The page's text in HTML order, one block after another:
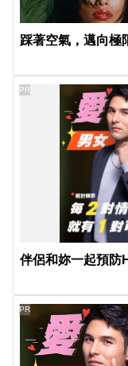
踩著空氣，邁向極
伴侶和妳一起預防
PR
PR